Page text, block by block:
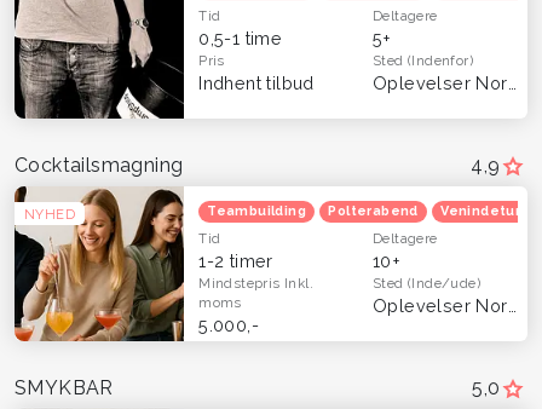
Tid
0,5-1 time
Deltagere
5+
Pris
Indhent tilbud
Sted(Indenfor)
4,9
NYHED
Cocktailsmagning
Teambuilding Polterabend Venindetur
Tid
1-2 timer
Deltagere
10+
Mindstepris Inkl.
moms
5.000,-
Sted(Inde/ude)
5,0
SMYKBAR